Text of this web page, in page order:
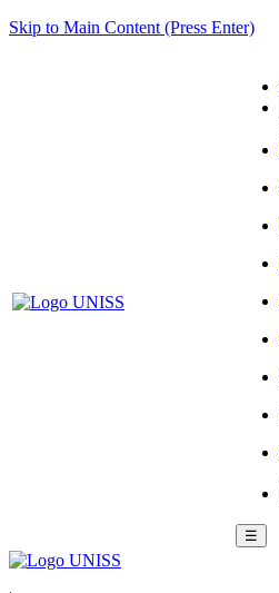
Skip to Main Content (Press Enter)
☰